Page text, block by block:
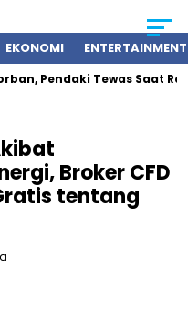
EKONOMI ENTERTAINMENT
Pendaki Tewas Saat
Broker CFD
tentang